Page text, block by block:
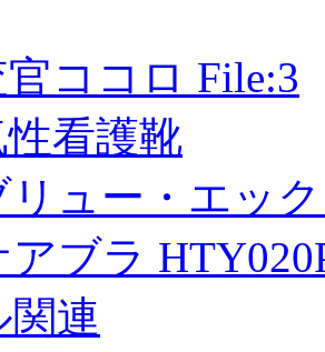
ココロ File:3
看護靴
リュー・エッ
ブラ
連